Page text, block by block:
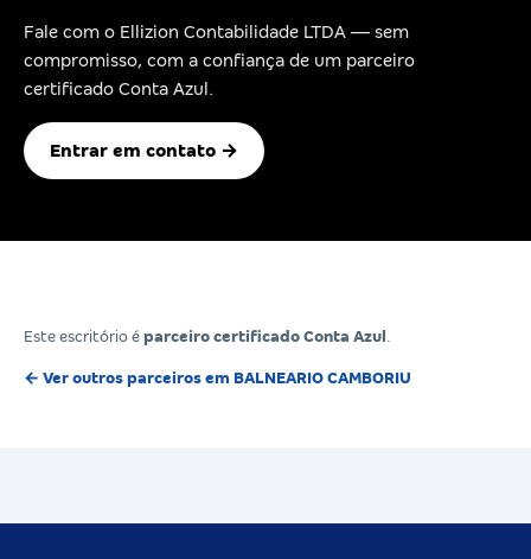
Fale com o Ellizion Contabilidade LTDA — sem
compromisso, com a confiança de um parceiro
certificado Conta Azul.
Entrar em contato →
Este escritório é parceiro certificado Conta Azul
← Ver outros parceiros em BALNEARIO CAMBORIU